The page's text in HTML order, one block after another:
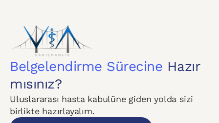
Belgelendirme Sürecine Hazır
mısınız?
Uluslararası hasta kabulüne giden yolda sizi
birlikte hazırlayalım.